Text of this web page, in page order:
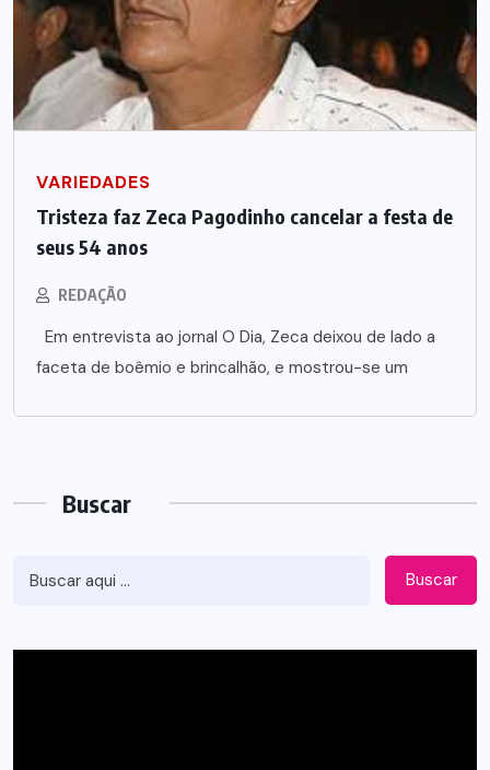
VARIEDADES
Tristeza faz Zeca Pagodinho cancelar a festa de
seus 54 anos
REDAÇÃO
Em entrevista ao jornal O Dia, Zeca deixou de lado a
faceta de boêmio e brincalhão, e mostrou-se um
Buscar
Buscar